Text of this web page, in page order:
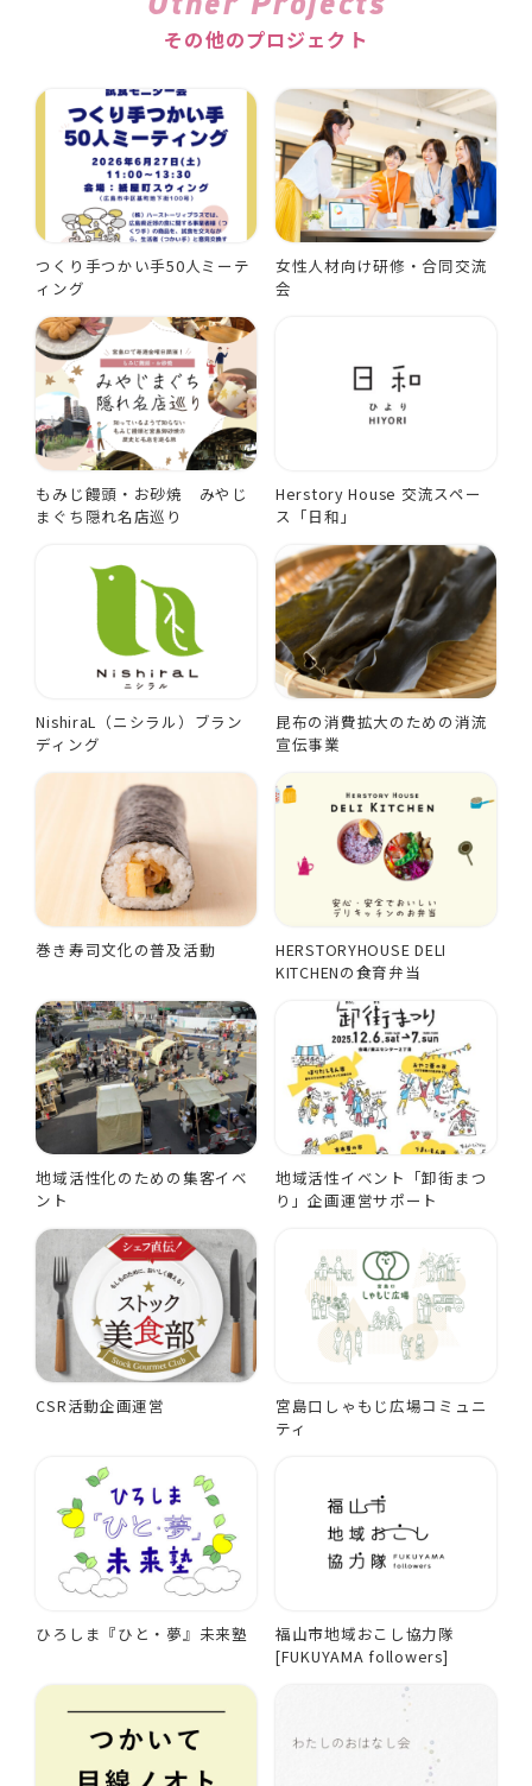
その他のプロジェクト
つくり手つかい手50人ミーテ
ィング
女性人材向け研修・合同交流
会
もみじ饅頭・お砂焼 みやじ
まぐち隠れ名店巡り
Herstory House 交流スペー
ス「日和」
NishiraL（ニシラル）ブラン
ディング
昆布の消費拡大のための消流
宣伝事業
巻き寿司文化の普及活動
HERSTORYHOUSE DELI
KITCHENの食育弁当
地域活性化のための集客イベ
ント
地域活性イベント「卸街まつ
り」企画運営サポート
CSR活動企画運営
宮島口しゃもじ広場コミュニ
ティ
ひろしま『ひと・夢』未来塾
福山市地域おこし協力隊
[FUKUYAMA followers]